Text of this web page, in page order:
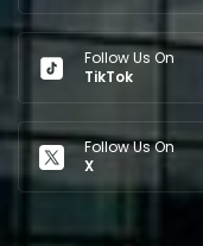
Follow Us On
TikTok
Follow Us On
X